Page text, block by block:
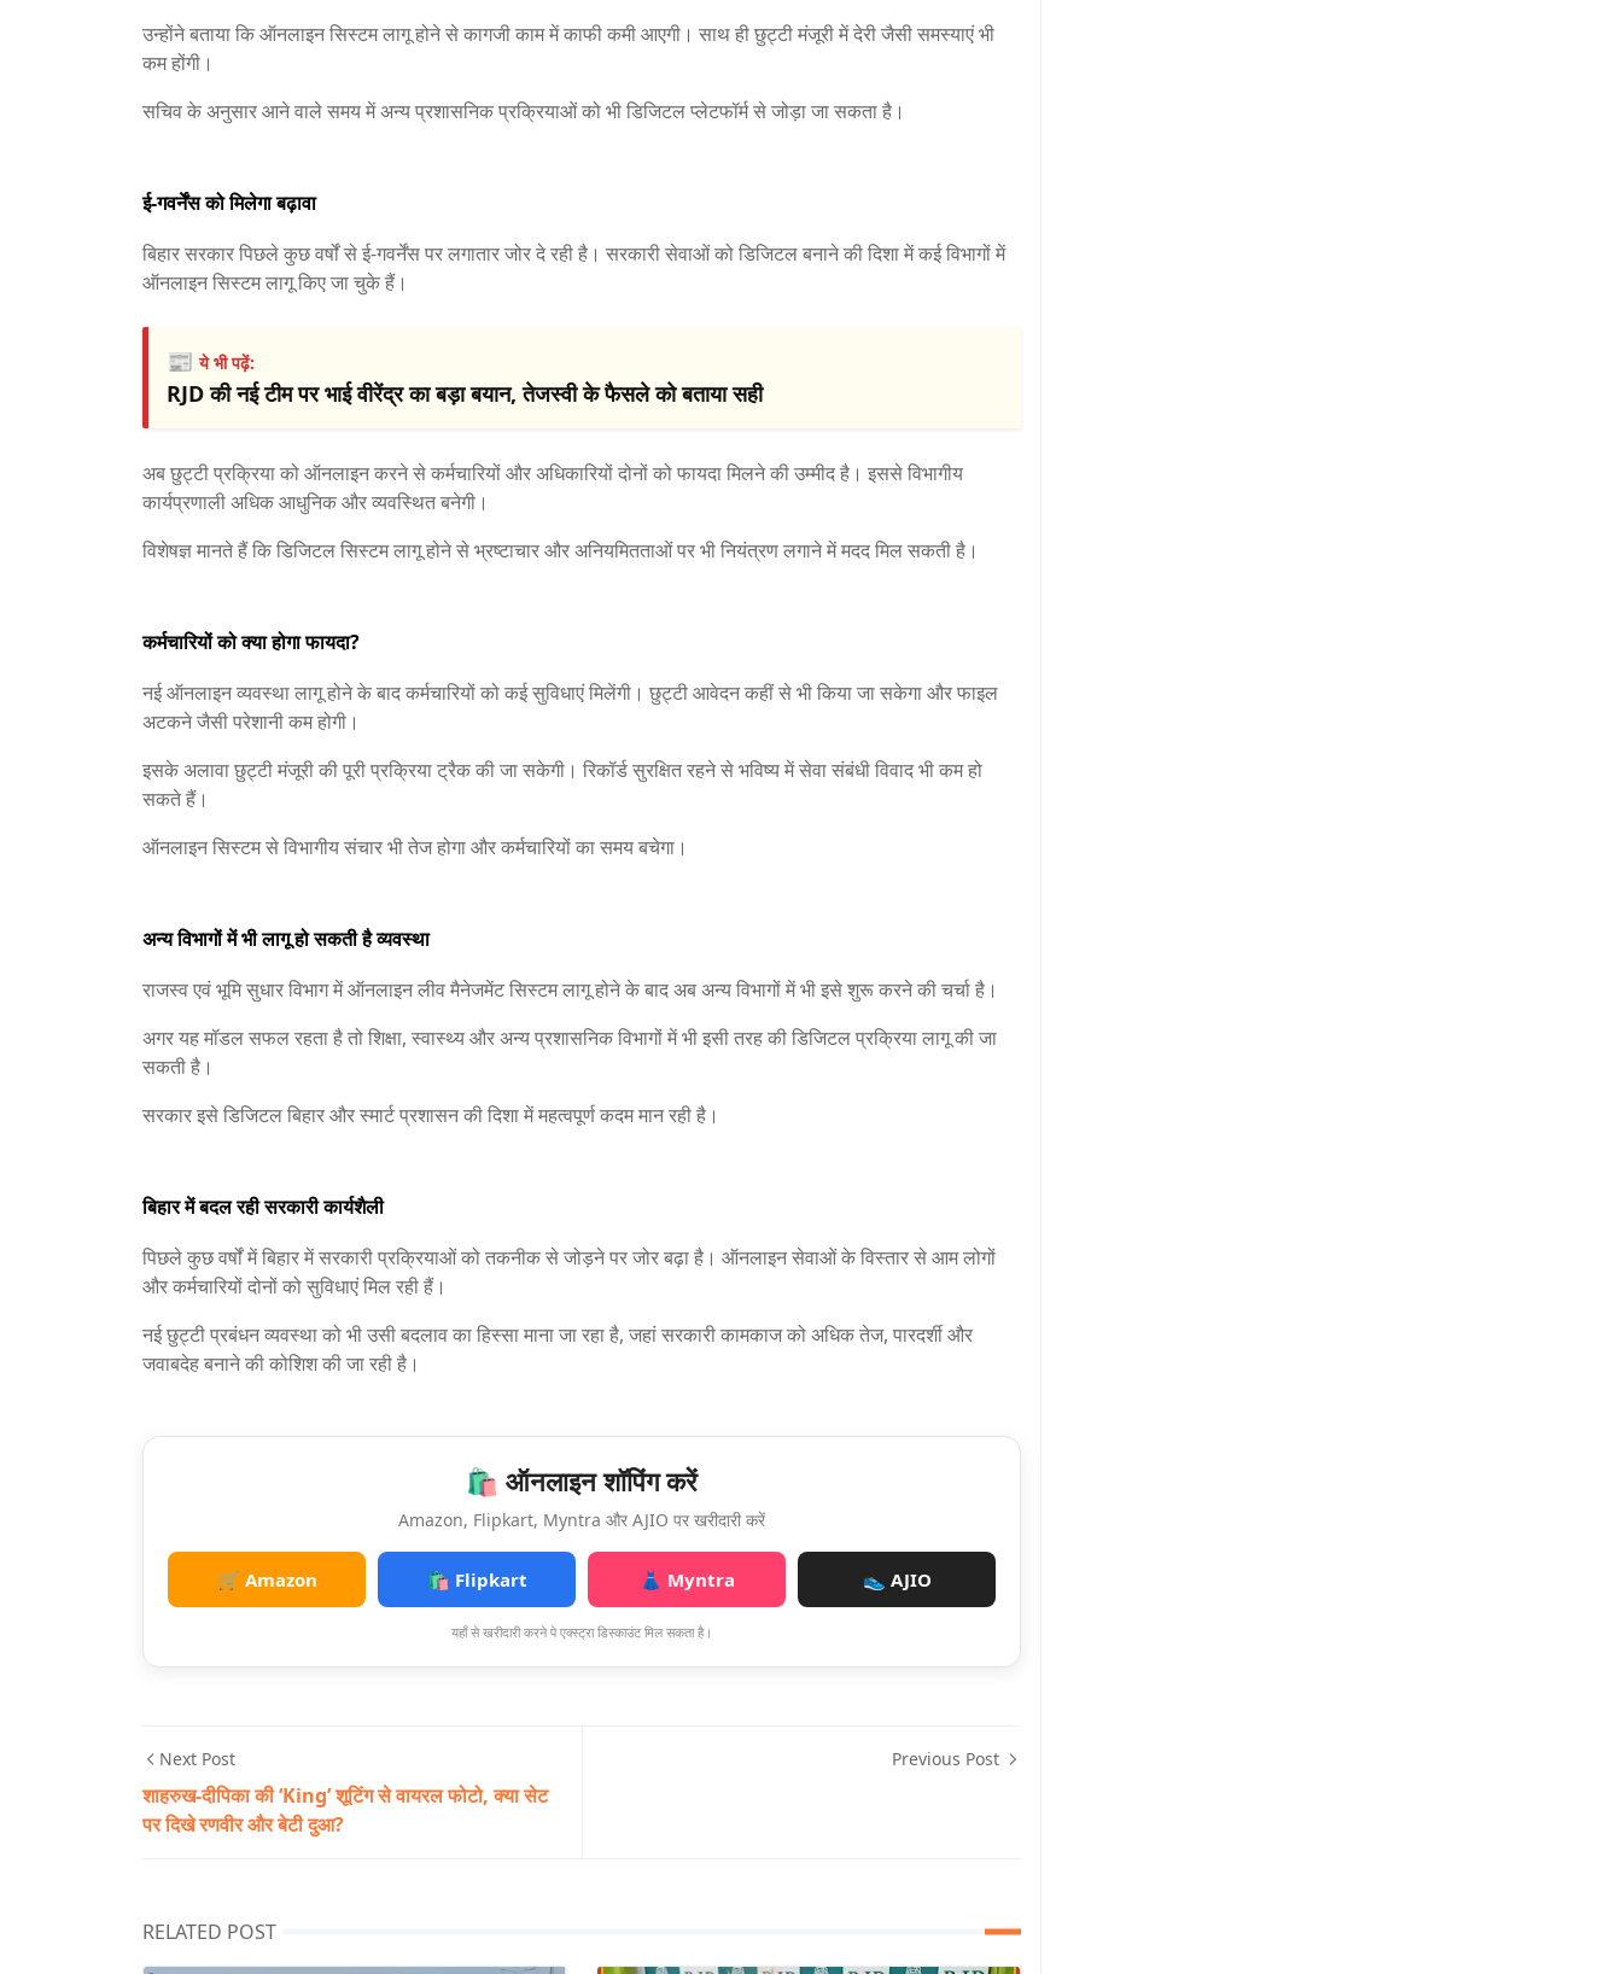
उन्होंने बताया कि ऑनलाइन सिस्टम लागू होने से कागजी काम में काफी कमी आएगी। साथ ही छुट्टी मंजूरी में देरी जैसी समस्याएं भी
कम होंगी।
सचिव के अनुसार आने वाले समय में अन्य प्रशासनिक प्रक्रियाओं को भी डिजिटल प्लेटफॉर्म से जोड़ा जा सकता है।
ई-गवर्नेंस को मिलेगा बढ़ावा
बिहार सरकार पिछले कुछ वर्षों से ई-गवर्नेंस पर लगातार जोर दे रही है। सरकारी सेवाओं को डिजिटल बनाने की दिशा में कई विभागों में
ऑनलाइन सिस्टम लागू किए जा चुके हैं।
📰ये भी पढ़ें:
RJD की नई टीम पर भाई वीरेंद्र का बड़ा बयान, तेजस्वी के फैसले को बताया सही
अब छुट्टी प्रक्रिया को ऑनलाइन करने से कर्मचारियों और अधिकारियों दोनों को फायदा मिलने की उम्मीद है। इससे विभागीय
कार्यप्रणाली अधिक आधुनिक और व्यवस्थित बनेगी।
विशेषज्ञ मानते हैं कि डिजिटल सिस्टम लागू होने से भ्रष्टाचार और अनियमितताओं पर भी नियंत्रण लगाने में मदद मिल सकती है।
कर्मचारियों को क्या होगा फायदा?
नई ऑनलाइन व्यवस्था लागू होने के बाद कर्मचारियों को कई सुविधाएं मिलेंगी। छुट्टी आवेदन कहीं से भी किया जा सकेगा और फाइल
अटकने जैसी परेशानी कम होगी।
इसके अलावा छुट्टी मंजूरी की पूरी प्रक्रिया ट्रैक की जा सकेगी। रिकॉर्ड सुरक्षित रहने से भविष्य में सेवा संबंधी विवाद भी कम हो
सकते हैं।
ऑनलाइन सिस्टम से विभागीय संचार भी तेज होगा और कर्मचारियों का समय बचेगा।
अन्य विभागों में भी लागू हो सकती है व्यवस्था
राजस्व एवं भूमि सुधार विभाग में ऑनलाइन लीव मैनेजमेंट सिस्टम लागू होने के बाद अब अन्य विभागों में भी इसे शुरू करने की चर्चा है।
अगर यह मॉडल सफल रहता है तो शिक्षा, स्वास्थ्य और अन्य प्रशासनिक विभागों में भी इसी तरह की डिजिटल प्रक्रिया लागू की जा
सकती है।
सरकार इसे डिजिटल बिहार और स्मार्ट प्रशासन की दिशा में महत्वपूर्ण कदम मान रही है।
बिहार में बदल रही सरकारी कार्यशैली
पिछले कुछ वर्षों में बिहार में सरकारी प्रक्रियाओं को तकनीक से जोड़ने पर जोर बढ़ा है। ऑनलाइन सेवाओं के विस्तार से आम लोगों
और कर्मचारियों दोनों को सुविधाएं मिल रही हैं।
नई छुट्टी प्रबंधन व्यवस्था को भी उसी बदलाव का हिस्सा माना जा रहा है, जहां सरकारी कामकाज को अधिक तेज, पारदर्शी और
जवाबदेह बनाने की कोशिश की जा रही है।
🛍️ ऑनलाइन शॉपिंग करें
Amazon, Flipkart, Myntra और AJIO पर खरीदारी करें
🛒 Amazon 🛍️ Flipkart 👗 Myntra 👟 AJIO
यहाँ से खरीदारी करने पे एक्स्ट्रा डिस्काउंट मिल सकता है।
Next Post
शाहरुख-दीपिका की ‘King’ शूटिंग से वायरल फोटो, क्या सेट
पर दिखे रणवीर और बेटी दुआ?
Previous Post
RELATED POST